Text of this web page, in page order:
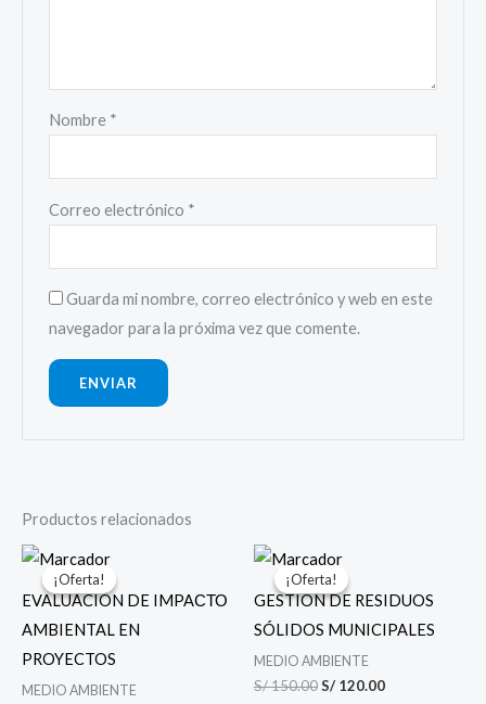
Nombre *
Correo electrónico *
Guarda mi nombre, correo electrónico y web en este
navegador para la próxima vez que comente.
Productos relacionados
¡Oferta!
¡Oferta!
EVALUACIÓN DE IMPAСТО
AMBIENTAL EN
PROYECTOS
MEDIO AMBIENTE
El
precio
original
era:
S/ 150.00.
es:
¡Oferta!
¡Oferta!
GESTIÓN DE RESIDUOS
SÓLIDOS MUNICIPALES
MEDIO AMBIENTE
S/150.00
El
precio
original
era:
S/ 150.00.
S/ 120.00
es:
S/ 120.00.